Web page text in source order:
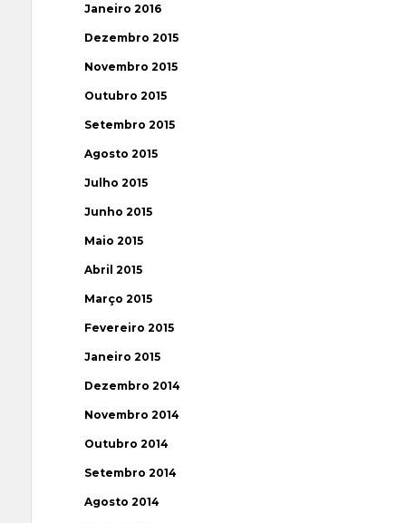
Janeiro 2016
Dezembro 2015
Novembro 2015
Outubro 2015
Setembro 2015
Agosto 2015
Julho 2015
Junho 2015
Maio 2015
Abril 2015
Março 2015
Fevereiro 2015
Janeiro 2015
Dezembro 2014
Novembro 2014
Outubro 2014
Setembro 2014
Agosto 2014